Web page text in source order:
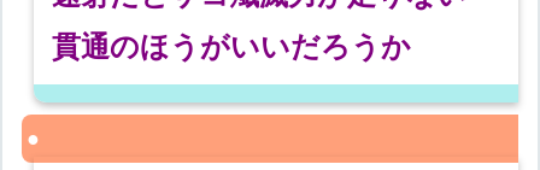
貫通のほうがいいだろうか